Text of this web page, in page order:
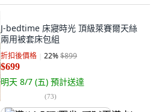
J-bedtime 床寢時光 頂級萊賽爾天絲
兩用被套床包組
折扣後價格 22%$899
$699
明天 8/7 (五) 預計送達
(73)